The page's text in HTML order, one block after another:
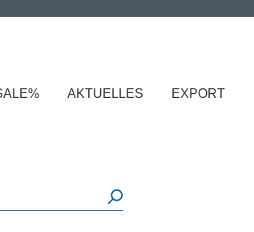
AKTUELLES EXPORT